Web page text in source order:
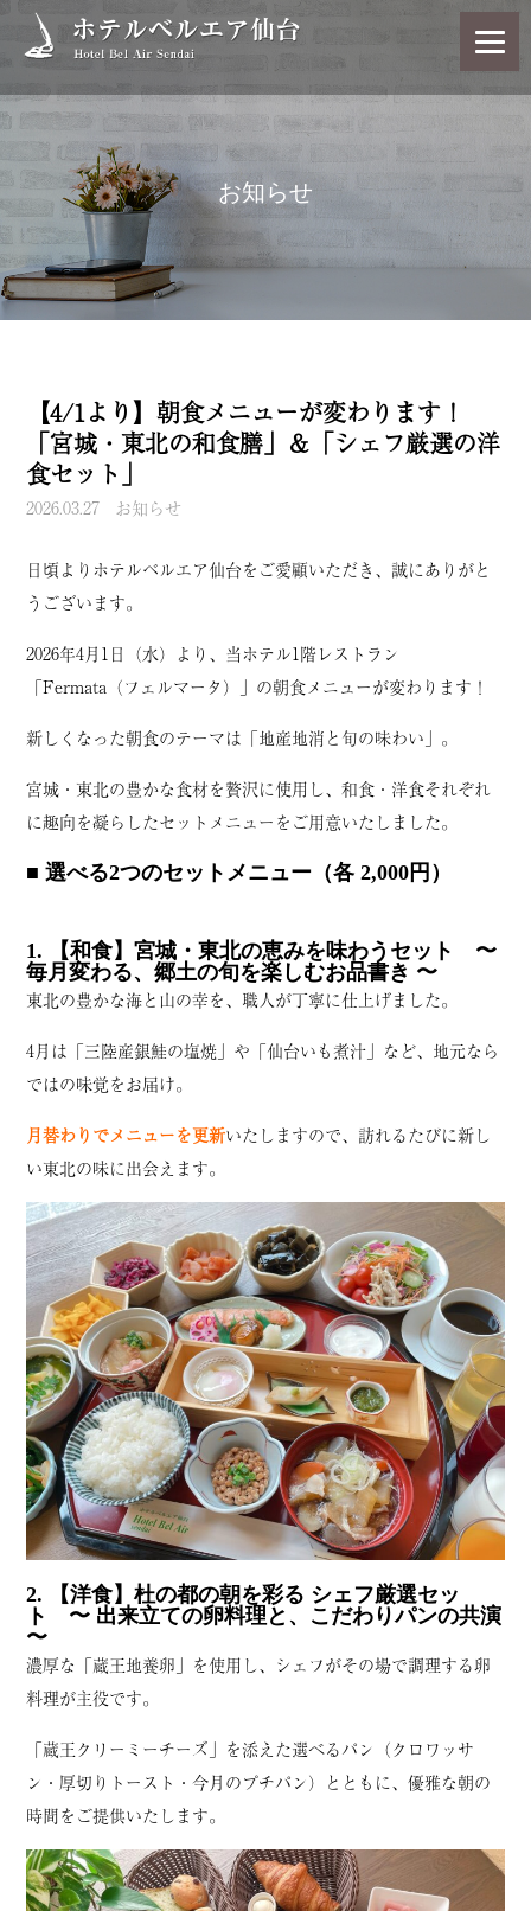
お知らせ
【4/1より】朝食メニューが変わります！
「宮城・東北の和食膳」＆「シェフ厳選の洋
食セット」
2026.03.27 お知らせ
日頃よりホテルベルエア仙台をご愛顧いただき、誠にありがと
うございます。
2026年4月1日（水）より、当ホテル1階レストラン
「Fermata（フェルマータ）」の朝食メニューが変わります！
新しくなった朝食のテーマは「地産地消と旬の味わい」。
宮城・東北の豊かな食材を贅沢に使用し、和食・洋食それぞれ
に趣向を凝らしたセットメニューをご用意いたしました。
■ 選べる2つのセットメニュー（各 2,000円）
1. 【和食】宮城・東北の恵みを味わうセット 〜
毎月変わる、郷土の旬を楽しむお品書き 〜
東北の豊かな海と山の幸を、職人が丁寧に仕上げました。
4月は「三陸産銀鮭の塩焼」や「仙台いも煮汁」など、地元なら
ではの味覚をお届け。
月替わりでメニューを更新いたしますので、訪れるたびに新し
い東北の味に出会えます。
2. 【洋食】杜の都の朝を彩る シェフ厳選セッ
ト 〜 出来立ての卵料理と、こだわりパンの共演
〜
濃厚な「蔵王地養卵」を使用し、シェフがその場で調理する卵
料理が主役です。
「蔵王クリーミーチーズ」を添えた選べるパン（クロワッサ
ン・厚切りトースト・今月のプチパン）とともに、優雅な朝の
時間をご提供いたします。